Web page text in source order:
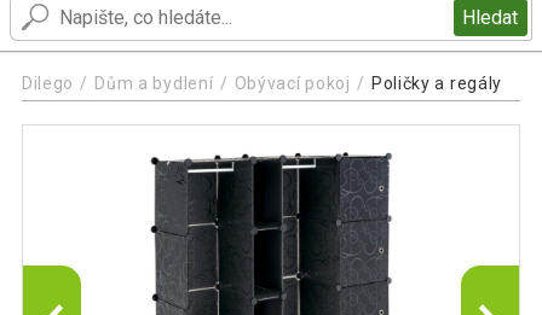
Hledat
Dilego Dům a bydlení Obývací pokoj Poličky a regály